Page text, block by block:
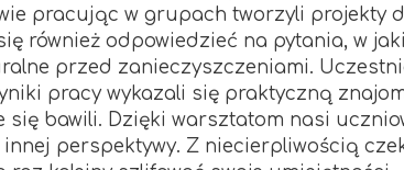
pracując w grupach tworzyli projekty
również odpowiedzieć na pytania, w jaki
przed zanieczyszczeniami.
pracy wykazali się praktyczną
się bawili. Dzięki warsztatom nasi
perspektywy. Z niecierpliwością